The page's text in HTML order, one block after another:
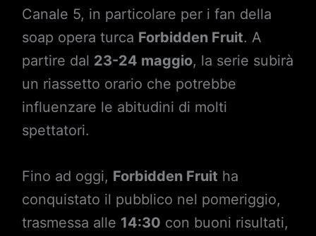
Canale 5, in particolare per i fan della
soap opera turca Forbidden Fruit. A
partire dal 23-24 maggio, la serie subirà
un riassetto orario che potrebbe
influenzare le abitudini di molti
spettatori.
Fino ad oggi, Forbidden Fruit ha
conquistato il pubblico nel pomeriggio,
trasmessa alle 14:30 con buoni risultati,